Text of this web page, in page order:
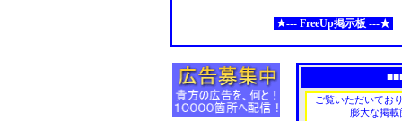
★--- FreeUp掲示板 ---★